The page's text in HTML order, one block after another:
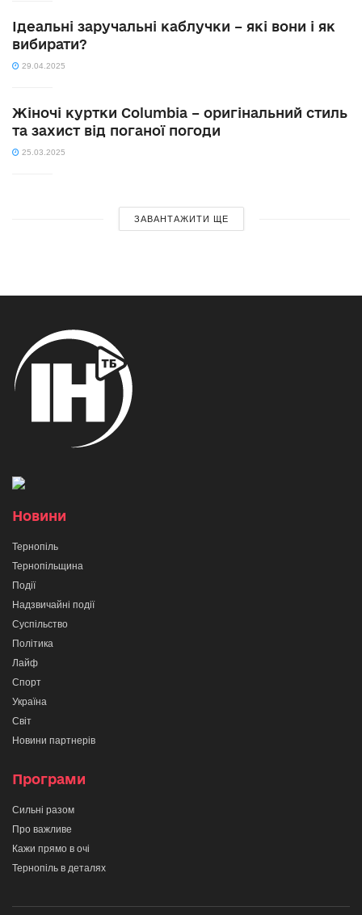
Ідеальні заручальні каблучки – які вони і як
вибирати?
29.04.2025
Жіночі куртки Columbia – оригінальний стиль
та захист від поганої погоди
25.03.2025
ЗАВАНТАЖИТИ ЩЕ
Новини
Тернопіль
Тернопільщина
Події
Надзвичайні події
Суспільство
Політика
Лайф
Спорт
Україна
Світ
Новини партнерів
Програми
Сильні разом
Про важливе
Кажи прямо в очі
Тернопіль в деталях